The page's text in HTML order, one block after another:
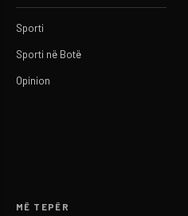
Sporti
Sporti në Botë
Opinion
MË TEPËR